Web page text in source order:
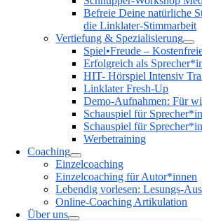
Befreie Deine natürliche
die Linklater-Stimmarbeit
Vertiefung & Spezialisierung
Spiel•Freude –
Erfolgreich als
HIT- Hörspiel Intensiv
Linklater Fresh-Up
Demo-Aufnahmen: Für
Schauspiel für
Schauspiel für
Werbetraining
Coaching
Einzelcoaching
Einzelcoaching für Autor*innen
Lebendig vorlesen: Lesungs-
Online-Coaching Artikulation
Über uns